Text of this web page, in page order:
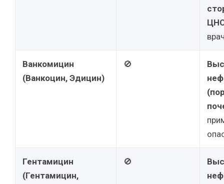
Ванкомицин
(Ванкоцин, Эдицин)
🚫
Гентамицин
(Гентамицин,
🚫